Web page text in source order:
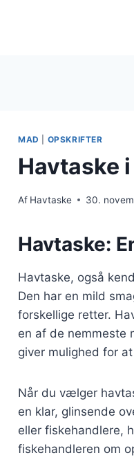
MAD OPSKRIFTER
Havtaske
Af Havtaske 30.
Havtaske:
Havtaske, også
Den har en mild
forskellige retter.
en af de nemmeste
giver mulighed for
Når du vælger
en klar, glinsende
eller fiskehandlere,
fiskehandleren om